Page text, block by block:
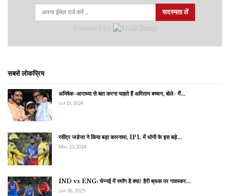
सदस्यता लें
सबसे लोकप्रिय
अभिषेक-आराध्या से बात करना चाहते हैं अमिताभ बच्चन, बोले- मैं…
Jul 19, 2024
रवींद्र जडेजा ने किया बड़ा कारनामा, IPL में धोनी के इस बड़े…
Mar 23, 2024
IND vs ENG: चेन्नई में स्मॉग है क्या? हैरी ब्रूक पर गावस्कर…
Jan 26, 2025